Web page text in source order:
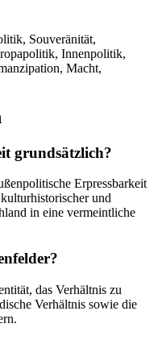
Souveränität,
Innenpolitik,
Macht,
grundsätzlich?
Erpressbarkeit
und
in eine vermeintliche
das Verhältnis zu
Verhältnis sowie die